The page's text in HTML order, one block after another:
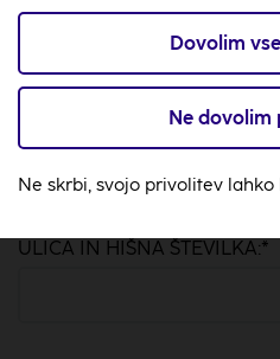
Če načrtuješ obisk šole za
*
ULICA IN HIŠNA ŠTEVILKA:*
Dovolim
Ne dovolim
Ne skrbi, svojo privolitev lahko